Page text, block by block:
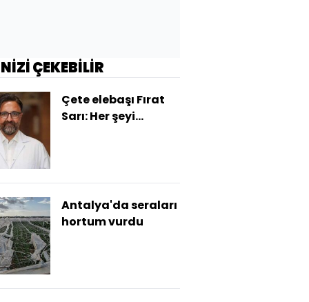
ÇEKEBİLİR
Çete elebaşı Fırat
Sarı: Her şeyi
Antalya'da seraları
hortum vurdu